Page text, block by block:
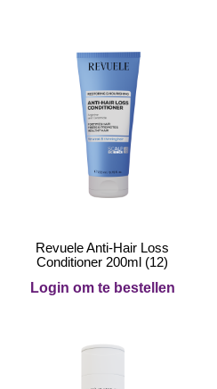
Revuele Anti-Hair Loss
Conditioner 200ml (12)
Login om te bestellen